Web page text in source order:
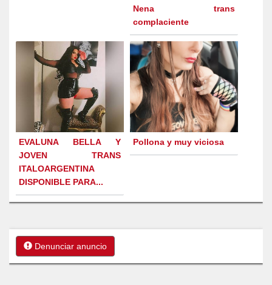
Nena trans
complaciente
EVALUNA BELLA Y
JOVEN TRANS
ITALOARGENTINA
DISPONIBLE PARA...
Pollona y muy viciosa
Denunciar anuncio